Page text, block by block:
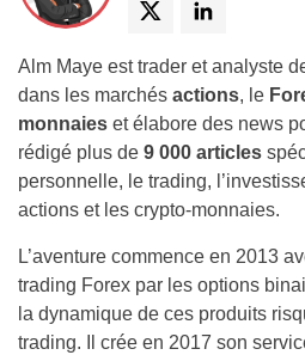
Alm Maye est trader et analyste
dans les marchés actions, le
monnaies et élabore des news
rédigé plus de 9 000 articles
personnelle, le trading,
actions et les crypto-monnaies.
L’aventure commence en 2013
trading Forex par les options
la dynamique de ces produits
trading. Il crée en 2017 son